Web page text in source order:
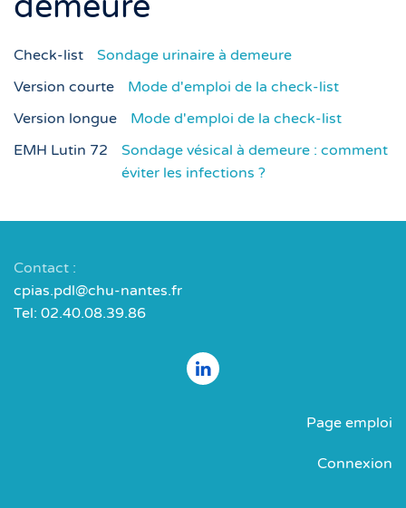
Check-list
Sondage urinaire à demeure
Version courte
Mode d'emploi de la check-list
Version longue
Mode d'emploi de la check-list
EMH Lutin 72
Sondage vésical à demeure : comment
éviter les infections ?
Contact :
cpias.pdl@chu-nantes.fr
Tel: 02.40.08.39.86
Page emploi
Connexion